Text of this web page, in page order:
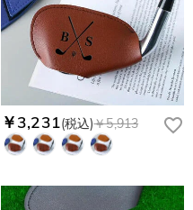
￥3,231(税込)￥5,913